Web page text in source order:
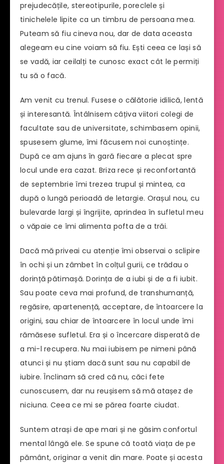
prejudecățile, stereotipurile, poreclele și
tinichelele lipite ca un timbru de persoana mea.
Puteam să fiu cineva nou, dar de data aceasta
alegeam eu cine voiam să fiu. Ești ceea ce lași să
se vadă, iar ceilalți te cunosc exact cât le permiți
tu să o facă.
Am venit cu trenul. Fusese o călătorie idilică, lentă
și interesantă. Întâlnisem câțiva viitori colegi de
facultate sau de universitate, schimbasem opinii,
spusesem glume, îmi făcusem noi cunoștințe.
După ce am ajuns în gară fiecare a plecat spre
locul unde era cazat. Briza rece și reconfortantă
de septembrie îmi trezea trupul și mintea, ca
după o lungă perioadă de letargie. Orașul nou, cu
bulevarde largi și îngrijite, aprindea în sufletul meu
o văpaie ce îmi alimenta pofta de a trăi.
Dacă mă priveai cu atenție îmi observai o sclipire
în ochi și un zâmbet în colțul gurii, ce trădau o
dorință pătimașă. Dorința de a iubi și de a fi iubit.
Sau poate ceva mai profund, de transhumanță,
regăsire, apartenență, acceptare, de întoarcere la
origini, sau chiar de întoarcere în locul unde îmi
rămăsese sufletul. Era și o încercare disperată de
a mi-l recupera. Nu mai iubisem pe nimeni până
atunci și nu știam dacă sunt sau nu capabil de
iubire. Înclinam să cred că nu, căci fete
cunoscusem, dar nu reușisem să mă atașez de
niciuna. Ceea ce mi se părea foarte ciudat.
Suntem atrași de ape mari și ne găsim confortul
mental lângă ele. Se spune că toată viața de pe
pământ, originar a venit din mare. Poate și acesta